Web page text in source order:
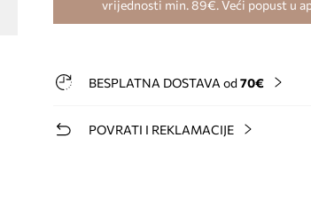
vrijednosti min. 89€. Veći popust u
BESPLATNA DOSTAVA od 70€
POVRATI I REKLAMACIJE